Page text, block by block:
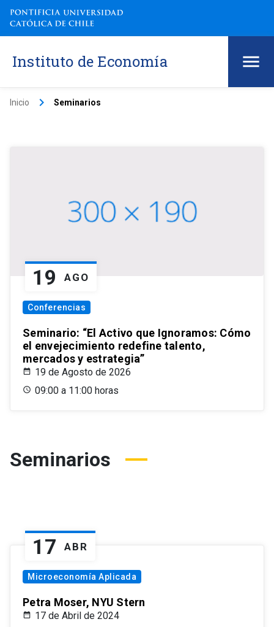
Instituto de Economía
Inicio keyboard_arrow_right Seminarios
19 AGO
Conferencias
Seminario: “El Activo que Ignoramos: Cómo
el envejecimiento redefine talento,
mercados y estrategia”
19 de Agosto de 2026
09:00 a 11:00 horas
Seminarios
17 ABR
Microeconomía Aplicada
Petra Moser, NYU Stern
17 de Abril de 2024